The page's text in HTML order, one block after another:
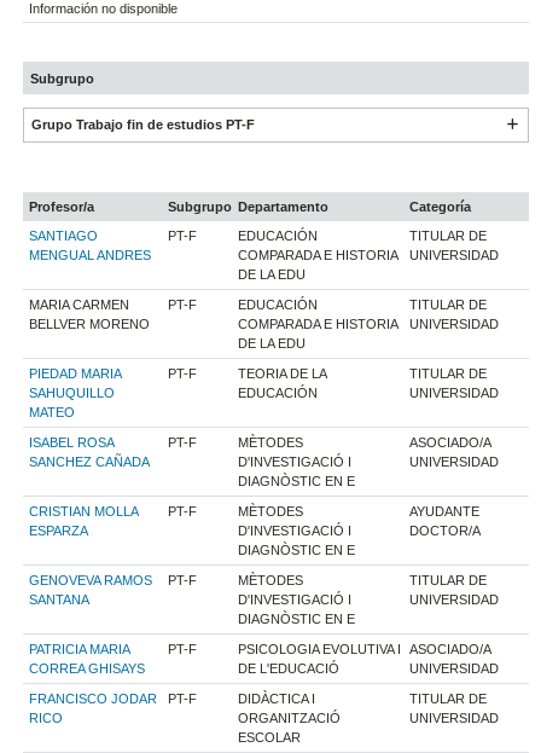
Información no disponible
Subgrupo
Grupo Trabajo fin de estudios PT-F
Profesor/a Subgrupo Departamento
Categoría
SANTIAGO
MENGUAL ANDRES
PT-F
EDUCACIÓN
COMPARADA E HISTORIA
DE LA EDU
TITULAR DE
UNIVERSIDAD
MARIA CARMEN
BELLVER MORENO
PT-F
EDUCACIÓN
COMPARADA E HISTORIA
DE LA EDU
TITULAR DE
UNIVERSIDAD
PIEDAD MARIA
SAHUQUILLO
MATEO
PT-F
TEORIA DE LA
EDUCACIÓN
TITULAR DE
UNIVERSIDAD
ISABEL ROSA
SANCHEZ CAÑADA
PT-F
MÈTODES
D'INVESTIGACIÓ I
DIAGNÒSTIC EN E
ASOCIADO/A
UNIVERSIDAD
CRISTIAN MOLLA
ESPARZA
PT-F
MÈTODES
D'INVESTIGACIÓ I
DIAGNÒSTIC EN E
AYUDANTE
DOCTOR/A
GENOVEVA RAMOS
SANTANA
PT-F
MÈTODES
D'INVESTIGACIÓ I
DIAGNÒSTIC EN E
TITULAR DE
UNIVERSIDAD
PATRICIA MARIA
CORREA GHISAYS
PT-F
PSICOLOGIA EVOLUTIVA I
DE L'EDUCACIÓ
ASOCIADO/A
UNIVERSIDAD
FRANCISCO JODAR
RICO
PT-F
DIDÀCTICA I
ORGANITZACIÓ
ESCOLAR
TITULAR DE
UNIVERSIDAD